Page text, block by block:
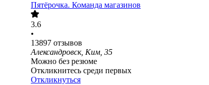
Пятёрочка. Команда магазинов
3.6
•
13897 отзывов
Александровск, Ким, 35
Можно без резюме
Откликнитесь среди первых
Откликнуться